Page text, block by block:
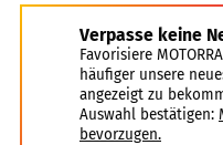
Verpasse keine
Favorisiere
häufiger unsere
angezeigt zu
Auswahl bestätigen:
bevorzugen.